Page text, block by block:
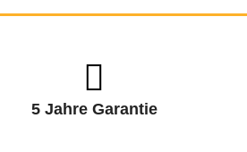
5 Jahre Garantie